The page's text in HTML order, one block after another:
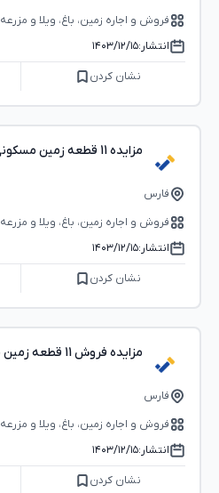
فروش و اجاره زمین، باغ، ویلا و مزرعه
انتشار:۱۴۰۳/۱۲/۱۵
نشان کردن
مزایده 11 قطعه زمین مسکونی در دبیران طرح 743 و 711
فارس
فروش و اجاره زمین، باغ، ویلا و مزرعه
انتشار:۱۴۰۳/۱۲/۱۵
نشان کردن
مزایده فروش 11 قطعه زمین مسکونی در دبیران
فارس
فروش و اجاره زمین، باغ، ویلا و مزرعه
انتشار:۱۴۰۳/۱۲/۱۵
نشان کردن